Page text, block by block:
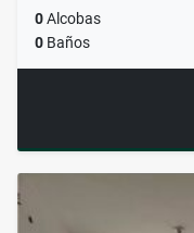
0Alcobas
0 Baños